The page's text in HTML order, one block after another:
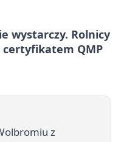
wystarczy. Rolnicy
certyfikatem QMP
z